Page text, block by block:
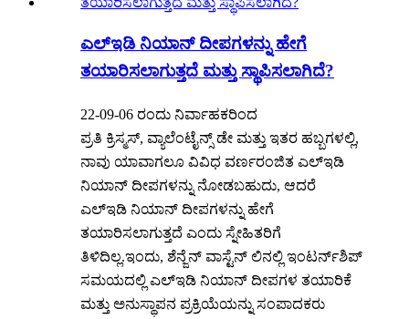
ಎಲ್ಇಡಿ ನಿಯಾನ್ ದೀಪಗಳನ್ನು ಹೇಗೆ
ತಯಾರಿಸಲಾಗುತ್ತದೆ ಮತ್ತು ಸ್ಥಾಪಿಸಲಾಗಿದೆ?
22-09-06 ರಂದು ನಿರ್ವಾಹಕರಿಂದ
ಪ್ರತಿ ಕ್ರಿಸ್ಮಸ್, ವ್ಯಾಲೆಂಟೈನ್ಸ್ ಡೇ ಮತ್ತು ಇತರ ಹಬ್ಬಗಳಲ್ಲಿ,
ನಾವು ಯಾವಾಗಲೂ ವಿವಿಧ ವರ್ಣರಂಜಿತ ಎಲ್ಇಡಿ
ನಿಯಾನ್ ದೀಪಗಳನ್ನು ನೋಡಬಹುದು, ಆದರೆ
ಎಲ್ಇಡಿ ನಿಯಾನ್ ದೀಪಗಳನ್ನು ಹೇಗೆ
ತಯಾರಿಸಲಾಗುತ್ತದೆ ಎಂದು ಸ್ನೇಹಿತರಿಗೆ
ತಿಳಿದಿಲ್ಲ.ಇಂದು, ಶೆನ್ಜೆನ್ ವಾಸ್ಟೆನ್ ಲಿನಲ್ಲಿ ಇಂಟರ್ನ್‌ಶಿಪ್
ಸಮಯದಲ್ಲಿ ಎಲ್ಇಡಿ ನಿಯಾನ್ ದೀಪಗಳ ತಯಾರಿಕೆ
ಮತ್ತು ಅನುಸ್ಥಾಪನ ಪ್ರಕ್ರಿಯೆಯನ್ನು ಸಂಪಾದಕರು